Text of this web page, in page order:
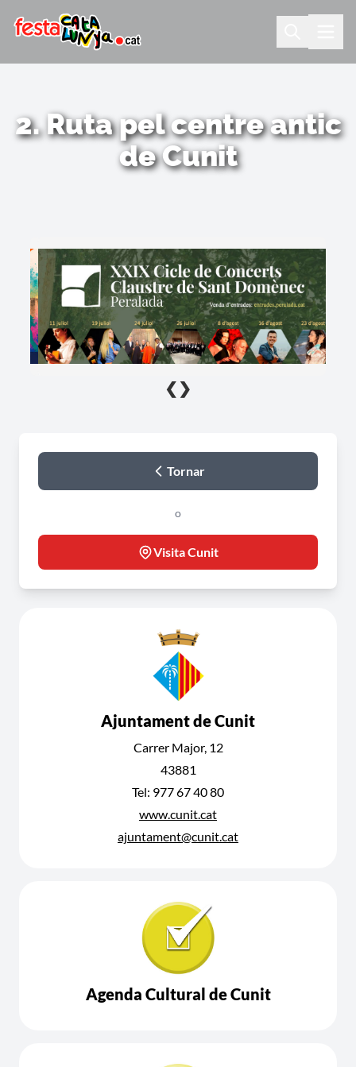
2. Ruta pel centre antic
de Cunit
❮ ❯
Tornar
o
Visita Cunit
Ajuntament de Cunit
Carrer Major, 12
43881
Tel: 977 67 40 80
www.cunit.cat
ajuntament@cunit.cat
Agenda Cultural de Cunit